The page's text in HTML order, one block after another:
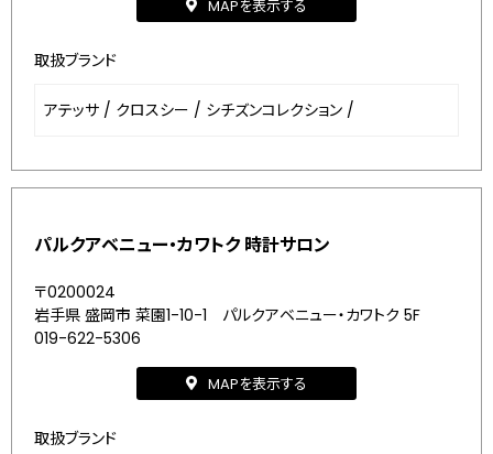
MAPを表示する
取扱ブランド
アテッサ / クロスシー / シチズンコレクション /
パルクアベニュー・カワトク 時計サロン
〒0200024
岩手県 盛岡市 菜園1-10-1 パルクアベニュー・カワトク 5F
019-622-5306
MAPを表示する
取扱ブランド